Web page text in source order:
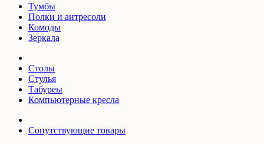
Тумбы
Полки и антресоли
Комоды
Зеркала
Столы
Стулья
Табуреы
Компьютерные кресла
Сопутствующие товары